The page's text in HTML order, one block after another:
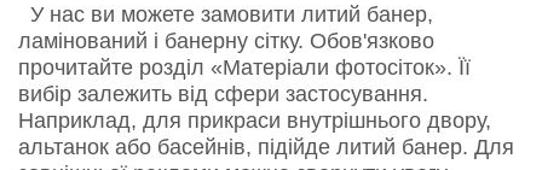
У нас ви можете замовити литий банер,
ламінований і банерну сітку. Обов'язково
прочитайте розділ «Матеріали фотосіток». Її
вибір залежить від сфери застосування.
Наприклад, для прикраси внутрішнього двору,
альтанок або басейнів, підійде литий банер. Для